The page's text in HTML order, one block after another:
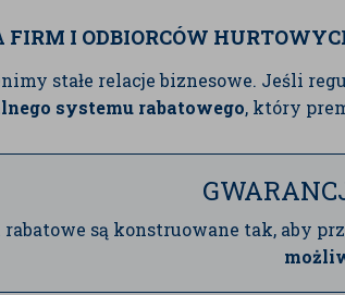
FIRM I ODBIORCÓW
stałe relacje biznesowe. Jeśli
systemu rabatowego, który
rabatowe są konstruowane tak, aby